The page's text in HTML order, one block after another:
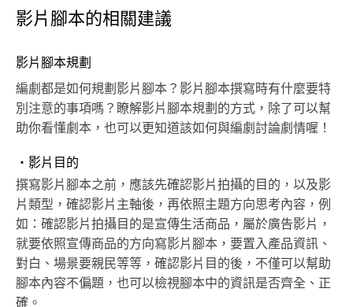
影片腳本的相關建議
影片腳本規劃
編劇都是如何規劃影片腳本？影片腳本撰寫時有什麼要特
別注意的事項嗎？瞭解影片腳本規劃的方式，除了可以幫
助你看懂劇本，也可以更知道該如何與編劇討論劇情喔！
・影片目的
撰寫影片腳本之前，應該先確認影片拍攝的目的，以及影
片類型，確認影片主軸後，再依照主題方向思考內容，例
如：確認影片拍攝目的是宣傳生活商品，屬於廣告影片，
就要依照宣傳商品的方向寫影片腳本，要置入產品資訊、
對白、場景要親民等等，確認影片目的後，不僅可以幫助
腳本內容不偏題，也可以檢視腳本中的資訊是否齊全、正
確。